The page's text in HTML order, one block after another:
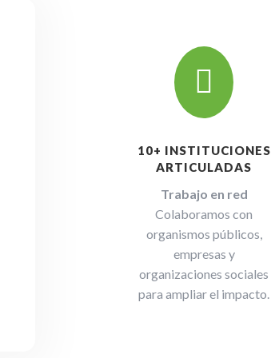

10+ INSTITUCIONES
ARTICULADAS
Trabajo en red
Colaboramos con
organismos públicos,
empresas y
organizaciones sociales
para ampliar el impacto.